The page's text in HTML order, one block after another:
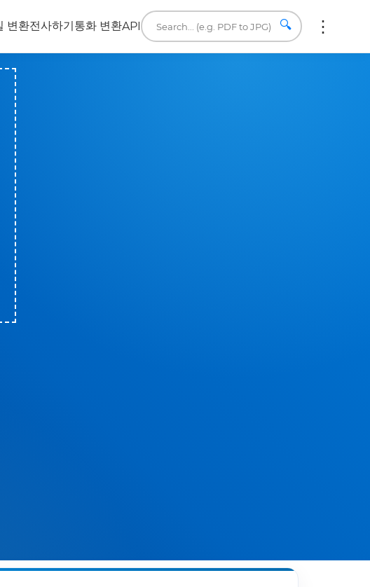
변환전사하기통화 변환API 🔍